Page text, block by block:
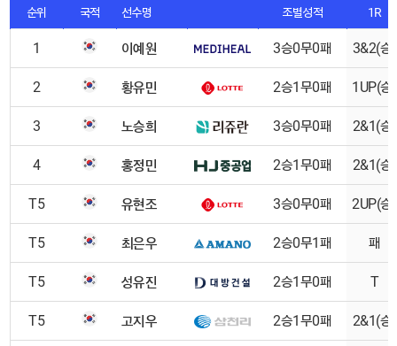
순위 국적 선수명 조별성적 1R
1 이예원 3승0무0패 3&2(승)
2 황유민 2승1무0패 1UP(승)
3 노승희 3승0무0패 2&1(승)
4 홍정민 2승1무0패 2&1(승)
T5 유현조 3승0무0패 2UP(승)
T5 최은우 2승0무1패 패
T5 성유진 2승1무0패 T
T5 고지우 2승1무0패 2&1(승)